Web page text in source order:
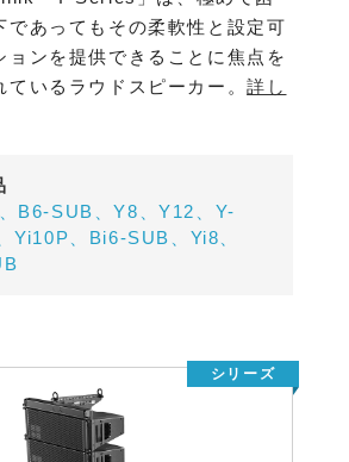
であってもその柔軟性と設定可
ョンを提供できることに焦点を
ているラウドスピーカー。詳し
B6-SUB、Y8、Y12、Y-
Yi10P、Bi6-SUB、Yi8、